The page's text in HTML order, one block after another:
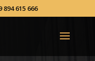
894 615 666